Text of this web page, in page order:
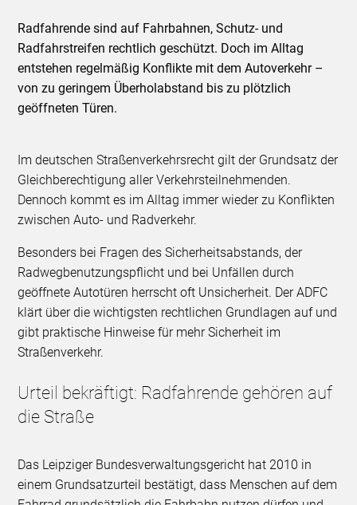
Radfahrende sind auf Fahrbahnen, Schutz- und
Radfahrstreifen rechtlich geschützt. Doch im Alltag
entstehen regelmäßig Konflikte mit dem Autoverkehr –
von zu geringem Überholabstand bis zu plötzlich
geöffneten Türen.
Im deutschen Straßenverkehrsrecht gilt der Grundsatz der
Gleichberechtigung aller Verkehrsteilnehmenden.
Dennoch kommt es im Alltag immer wieder zu Konflikten
zwischen Auto- und Radverkehr.
Besonders bei Fragen des Sicherheitsabstands, der
Radwegbenutzungspflicht und bei Unfällen durch
geöffnete Autotüren herrscht oft Unsicherheit. Der ADFC
klärt über die wichtigsten rechtlichen Grundlagen auf und
gibt praktische Hinweise für mehr Sicherheit im
Straßenverkehr.
Urteil bekräftigt: Radfahrende gehören auf
die Straße
Das Leipziger Bundesverwaltungsgericht hat 2010 in
einem Grundsatzurteil bestätigt, dass Menschen auf dem